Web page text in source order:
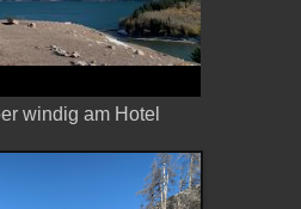
windig am Hotel